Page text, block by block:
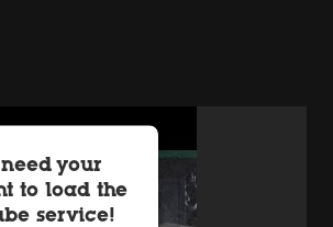
your
to load the
service!